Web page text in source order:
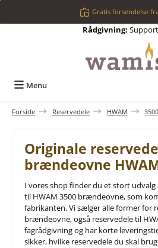
Gratis forsendelse
Rådgivning:
Menu
Forside Reservedele HWAM 3500
Originale
brændeovne
I vores shop finder du et stort udvalg
til HWAM 3500 brændeovne, som
fabrikanten. Vi sælger alle former for
brændeovne, også reservedele til
fagrådgivning og har korte
sikker, hvilke reservedele du skal